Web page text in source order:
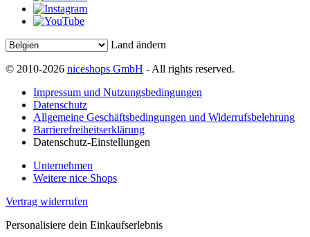
Land ändern
© 2010-2026 niceshops GmbH - All rights reserved.
Impressum und Nutzungsbedingungen
Datenschutz
Allgemeine Geschäftsbedingungen und Widerrufsbelehrung
Barrierefreiheitserklärung
Datenschutz-Einstellungen
Unternehmen
Weitere nice Shops
Vertrag widerrufen
Personalisiere dein Einkaufserlebnis